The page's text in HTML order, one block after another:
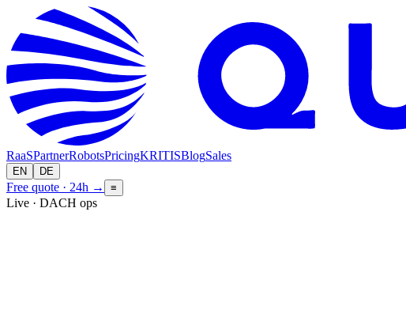
RaaSPartnerRobotsPricingKRITISBlogSales
EN DE
Free quote · 24h → ≡
Live · DACH ops